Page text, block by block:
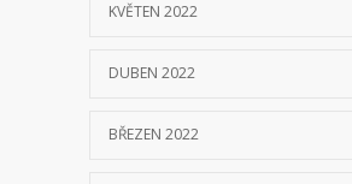
KVĚTEN 2022
DUBEN 2022
BŘEZEN 2022